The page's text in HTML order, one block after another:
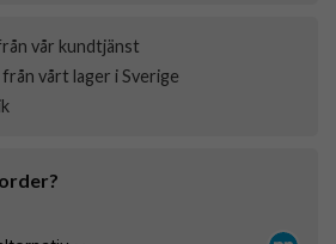
vår kundtjänst
vårt lager i Sverige